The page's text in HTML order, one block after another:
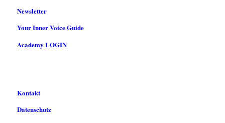
Newsletter
Your Inner Voice Guide
Academy LOGIN
Kontakt
Datenschutz